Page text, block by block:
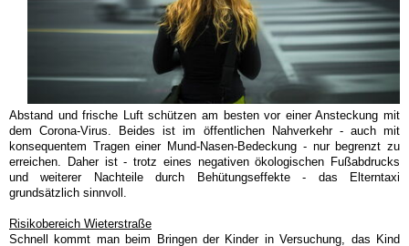
Abstand und frische Luft schützen am besten vor einer Ansteckung mit
dem Corona-Virus. Beides ist im öffentlichen Nahverkehr - auch mit
konsequentem Tragen einer Mund-Nasen-Bedeckung - nur begrenzt zu
erreichen. Daher ist - trotz eines negativen ökologischen Fußabdrucks
und weiterer Nachteile durch Behütungseffekte - das Elterntaxi
grundsätzlich sinnvoll.
Risikobereich Wieterstraße
Schnell kommt man beim Bringen der Kinder in Versuchung, das Kind